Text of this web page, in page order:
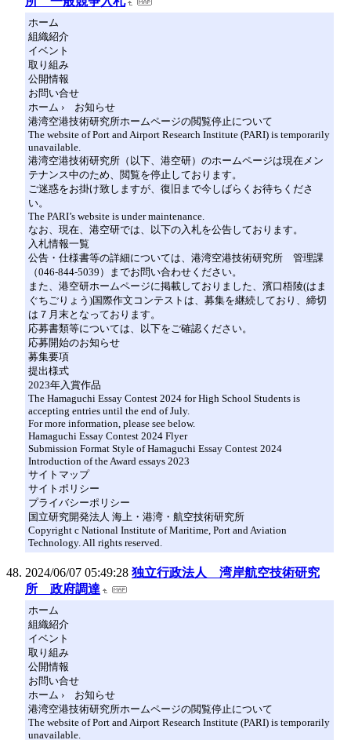
ホーム
組織紹介
イベント
取り組み
公開情報
お問い合せ
ホーム › お知らせ
港湾空港技術研究所ホームページの閲覧停止について
The website of Port and Airport Research Institute (PARI) is temporarily
unavailable.
港湾空港技術研究所（以下、港空研）のホームページは現在メン
テナンス中のため、閲覧を停止しております。
ご迷惑をお掛け致しますが、復旧まで今しばらくお待ちくださ
い。
The PARI’s website is under maintenance.
なお、現在、港空研では、以下の入札を公告しております。
入札情報一覧
公告・仕様書等の詳細については、港湾空港技術研究所 管理課
（046-844-5039）までお問い合わせください。
また、港空研ホームページに掲載しておりました、濱口梧陵(はま
ぐちごりょう)国際作文コンテストは、募集を継続しており、締切
は７月末となっております。
応募書類等については、以下をご確認ください。
応募開始のお知らせ
募集要項
提出様式
2023年入賞作品
The Hamaguchi Essay Contest 2024 for High School Students is
accepting entries until the end of July.
For more information, please see below.
Hamaguchi Essay Contest 2024 Flyer
Submission Format Style of Hamaguchi Essay Contest 2024
Introduction of the Award essays 2023
サイトマップ
サイトポリシー
プライバシーポリシー
国立研究開発法人 海上・港湾・航空技術研究所
Copyright c National Institute of Maritime, Port and Aviation
Technology. All rights reserved.
2024/06/07 05:49:28 独立行政法人 湾岸航空技術研究
所 政府調達
ホーム
組織紹介
イベント
取り組み
公開情報
お問い合せ
ホーム › お知らせ
港湾空港技術研究所ホームページの閲覧停止について
The website of Port and Airport Research Institute (PARI) is temporarily
unavailable.